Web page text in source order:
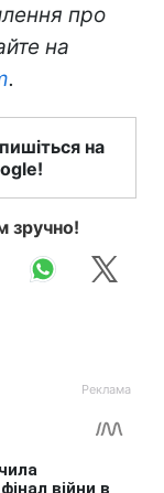
про
на
.
на
зручно!